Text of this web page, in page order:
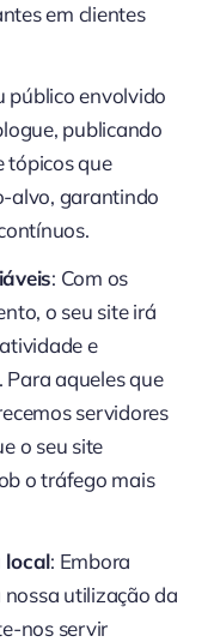
em clientes
público envolvido
publicando
tópicos que
alvo, garantindo
: Com os
o seu site irá
e
Para aqueles que
servidores
o seu site
o tráfego mais
local: Embora
nossa utilização da
nos servir